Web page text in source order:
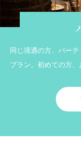
同じ境遇の方、パー
プラン。初めての方、